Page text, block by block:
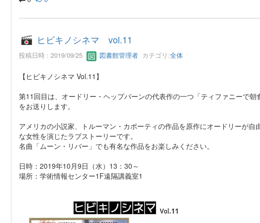
ヒビキノシネマ vol.11
投稿日時 : 2019/09/25 図書館管理者カテゴリ:全体
【ヒビキノシネマ Vol.11】
第11回目は、オードリー・ヘップバーンの代表作の一つ「ティファニーで朝
をお送りします。
アメリカの小説家、トルーマン・カポーティの作品を原作にオードリーが自
な女性を演じたラブストーリーです。
名曲「ムーン・リバー」でも有名な作品をお楽しみください。
日時：2019年10月9日（水）13：30～
場所：学術情報センター1F遠隔講義室1